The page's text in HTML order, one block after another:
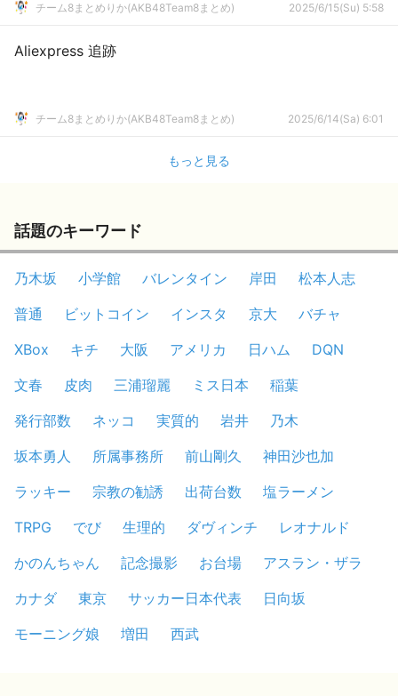
チーム8まとめりか(AKB48Team8まとめ) 2025/6/15(Su) 5:58
Aliexpress 追跡
チーム8まとめりか(AKB48Team8まとめ) 2025/6/14(Sa) 6:01
もっと見る
話題のキーワード
乃木坂 小学館 バレンタイン 岸田
松本人志
普通
ビットコイン インスタ 京大
バチャ
XBox
キチ 大阪 アメリカ 日ハム
DQN
文春
皮肉 三浦瑠麗 ミス日本
稲葉
発行部数
ネッコ 実質的 岩井
乃木
坂本勇人
所属事務所 前山剛久
神田沙也加
ラッキー
宗教の勧誘 出荷台数
塩ラーメン
TRPG
でび 生理的 ダヴィンチ
レオナルド
かのんちゃん
記念撮影 お台場
アスラン・ザラ
カナダ
東京 サッカー日本代表
日向坂
モーニング娘
増田 西武